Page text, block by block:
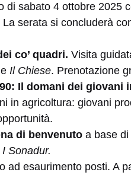
di sabato 4 ottobre 2025
serata si concluderà
co’ quadri. Visita
Il Chiese. Prenotazione
Il domani dei giovani
in agricoltura: giovani
di benvenuto a base
I Sonadur.
ad esaurimento posti. A